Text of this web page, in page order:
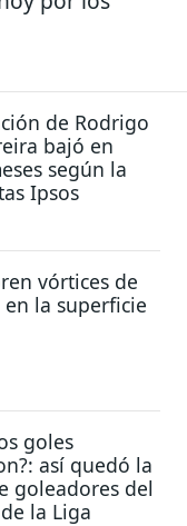
de Rodrigo
bajó en
según la
Ipsos
vórtices de
en la superficie
goles
así quedó la
goleadores del
la Liga